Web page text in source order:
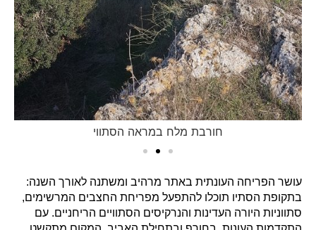
פריחה סתווית של סתוונית היורה בחורבת מלח
עושר הפריחה העונתית באתר מרהיב ומשתנה לאורך השנה:
בתקופת הסתיו תוכלו להתפעל מפריחת החצבים המרשימים,
סתווניות היורה העדינות והנרקיסים הסתוויים הריחניים. עם